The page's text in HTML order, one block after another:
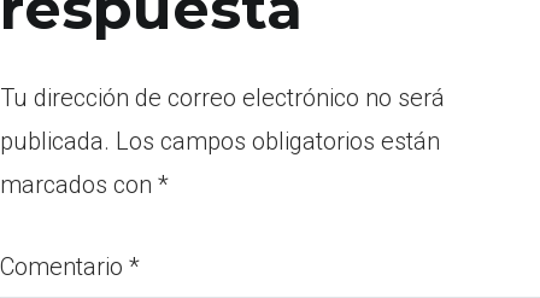
Tu dirección de correo electrónico no será
publicada. Los campos obligatorios están
marcados con *
Comentario *